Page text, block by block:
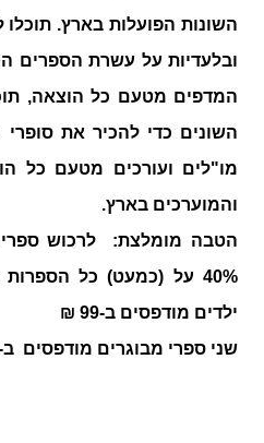
השונות הפועלות בארץ.
ובלעדיות על עשרת הספרים
המדפים מטעם כל הוצאה,
השונים כדי להכיר את
מו"לים ועורכים מטעם כל
והמוערכים בארץ.
הטבה מומלצת: לרכוש
40% על (כמעט) כל
ילדים מודפסים ב-99 ₪
שני ספרי מבוגרים מודפסים ב-99